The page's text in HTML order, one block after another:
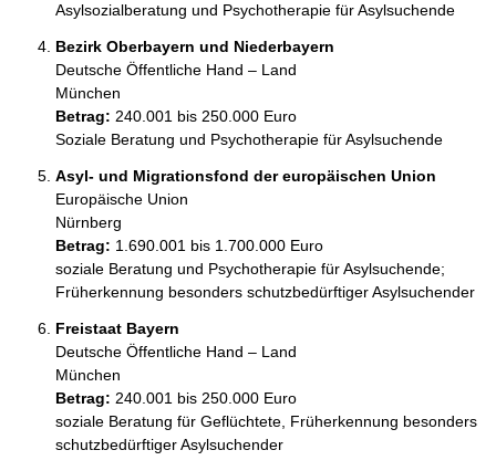
Asylsozialberatung und Psychotherapie für Asylsuchende
Bezirk Oberbayern und Niederbayern
Deutsche Öffentliche Hand – Land
München
Betrag: 240.001 bis 250.000 Euro
Soziale Beratung und Psychotherapie für Asylsuchende
Asyl- und Migrationsfond der europäischen Union
Europäische Union
Nürnberg
Betrag: 1.690.001 bis 1.700.000 Euro
soziale Beratung und Psychotherapie für Asylsuchende;
Früherkennung besonders schutzbedürftiger Asylsuchender
Freistaat Bayern
Deutsche Öffentliche Hand – Land
München
Betrag: 240.001 bis 250.000 Euro
soziale Beratung für Geflüchtete, Früherkennung besonders
schutzbedürftiger Asylsuchender